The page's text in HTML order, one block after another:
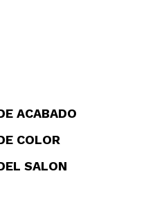
ACABADO
COLOR
SALON